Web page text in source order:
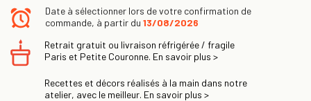
Date à sélectionner lors de votre confirmation de
commande, à partir du 13/08/2026
Retrait gratuit ou livraison réfrigérée / fragile
Paris et Petite Couronne. En savoir plus >
Recettes et décors réalisés à la main dans notre
atelier, avec le meilleur. En savoir plus >